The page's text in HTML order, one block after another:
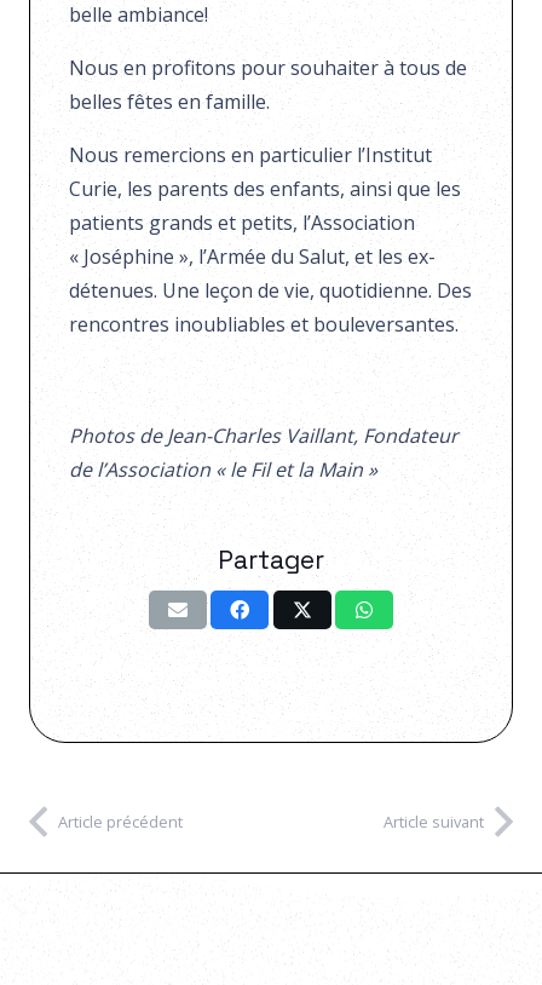
belle ambiance!
Nous en profitons pour souhaiter à tous de
belles fêtes en famille.
Nous remercions en particulier l’Institut
Curie, les parents des enfants, ainsi que les
patients grands et petits, l’Association
« Joséphine », l’Armée du Salut, et les ex-
détenues. Une leçon de vie, quotidienne. Des
rencontres inoubliables et bouleversantes.
Photos de Jean-Charles Vaillant, Fondateur
de l’Association « le Fil et la Main »
Partager
Article précédent Article suivant